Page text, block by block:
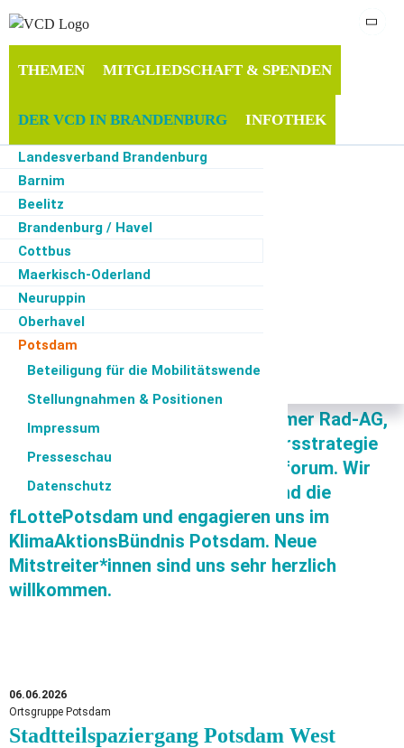
THEMEN MITGLIEDSCHAFT & SPENDEN
DER VCD IN BRANDENBURG
Landesverband Brandenburg
Barnim
Beelitz
Brandenburg / Havel
Cottbus
Maerkisch-Oderland
Neuruppin
Oberhavel
Potsdam
Beteiligung für die Mobilitätswende
Stellungnahmen & Positionen
Impressum
Presseschau
Datenschutz
Teltow, Kleinmachnow, Stahnsdorf
Uckermark
INFOTHEK
Start· Der VCD in Brandenburg
Ortsgruppe Potsdam
Herzlich willkommen bei der Ortsgruppe
Potsdam. Wir engagieren uns für eine
klimaverträgliche und nachhaltige
Verkehrspolitik in Potsdam. Unter anderem
engagieren wir uns in der Potsdamer Rad-AG,
im Begleitkreis für die Fußverkehrsstrategie
und für das Potsdamer Verkehrsforum. Wir
unterstützen PotsdamAutofrei und die
fLottePotsdam und engagieren uns im
KlimaAktionsBündnis Potsdam. Neue
Mitstreiter*innen sind uns sehr herzlich
willkommen.
06.06.2026
Ortsgruppe Potsdam
Stadtteilspaziergang Potsdam West